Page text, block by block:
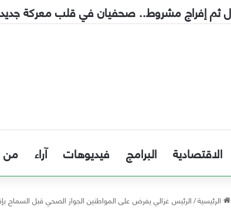
مبكر إلى الحكومة
الاقتصادية البرامج فيديوهات آراء من
الرئيسية/الرئيس غزالي يفرض على المواطنين الجواز الصحي قبل السماح